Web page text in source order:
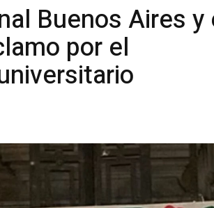
Buenos Aires y
por el